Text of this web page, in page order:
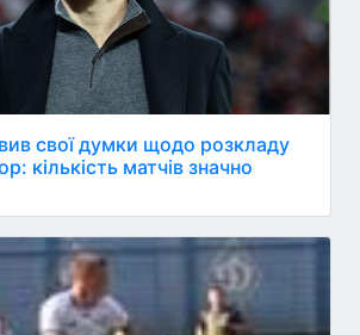
свої думки щодо розкладу
кількість матчів значно